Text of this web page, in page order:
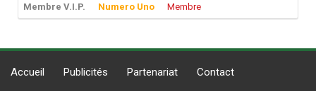
Membre V.I.P.
Numero Uno Membre
Accueil Publicités Partenariat Contact